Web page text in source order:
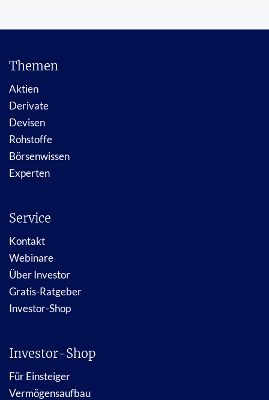
Themen
Aktien
Derivate
Devisen
Rohstoffe
Börsenwissen
Experten
Service
Kontakt
Webinare
Über Investor
Gratis-Ratgeber
Investor-Shop
Investor-Shop
Für Einsteiger
Vermögensaufbau